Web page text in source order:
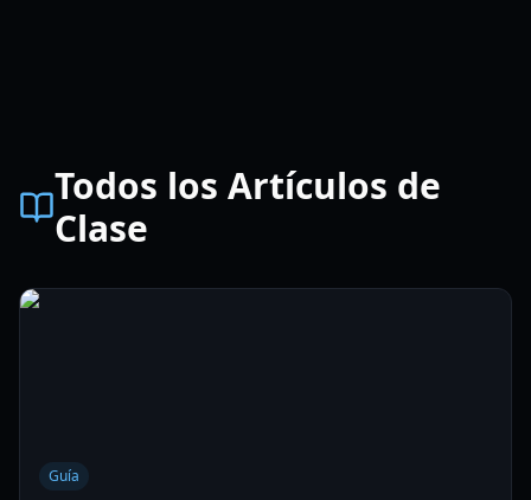
Todos los Artículos de
Clase
Guía